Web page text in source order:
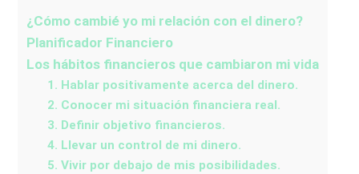
¿Cómo cambié yo mi relación con el dinero?
Planificador Financiero
Los hábitos financieros que cambiaron mi vida
1. Hablar positivamente acerca del dinero.
2. Conocer mi situación financiera real.
3. Definir objetivo financieros.
4. Llevar un control de mi dinero.
5. Vivir por debajo de mis posibilidades.